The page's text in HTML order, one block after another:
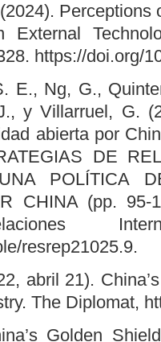
Perceptions
https://doi.org/
E., Ng, G.,
y Villarruel, G.
abierta por
DE
POLÍTICA
CHINA (pp. 95-
resrep21025.9.
abril 21).
The Diplomat,
Golden